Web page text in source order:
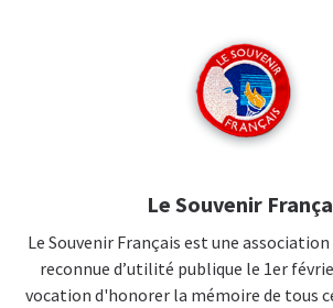
Le Souvenir
Le Souvenir Français est une
reconnue d’utilité publique le 1er
vocation d'honorer la mémoire de tous